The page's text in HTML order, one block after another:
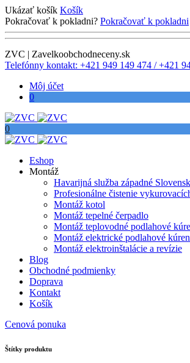
Ukázať košík Košík
Pokračovať k pokladni? Pokračovať k pokladni
ZVC | Zavelkoobchodneceny.sk
Telefónny kontakt: +421 949 149 474 / +421
Môj účet
0
0
Eshop
Montáž
Havarijná služba západné
Profesionálne čistenie
Montáž kotol
Montáž tepelné čerpadlo
Montáž teplovodné podlahové
Montáž elektrické podlahové
Montáž elektroinštalácie a revízie
Blog
Obchodné podmienky
Doprava
Kontakt
Košík
Cenová ponuka
Štítky produktu